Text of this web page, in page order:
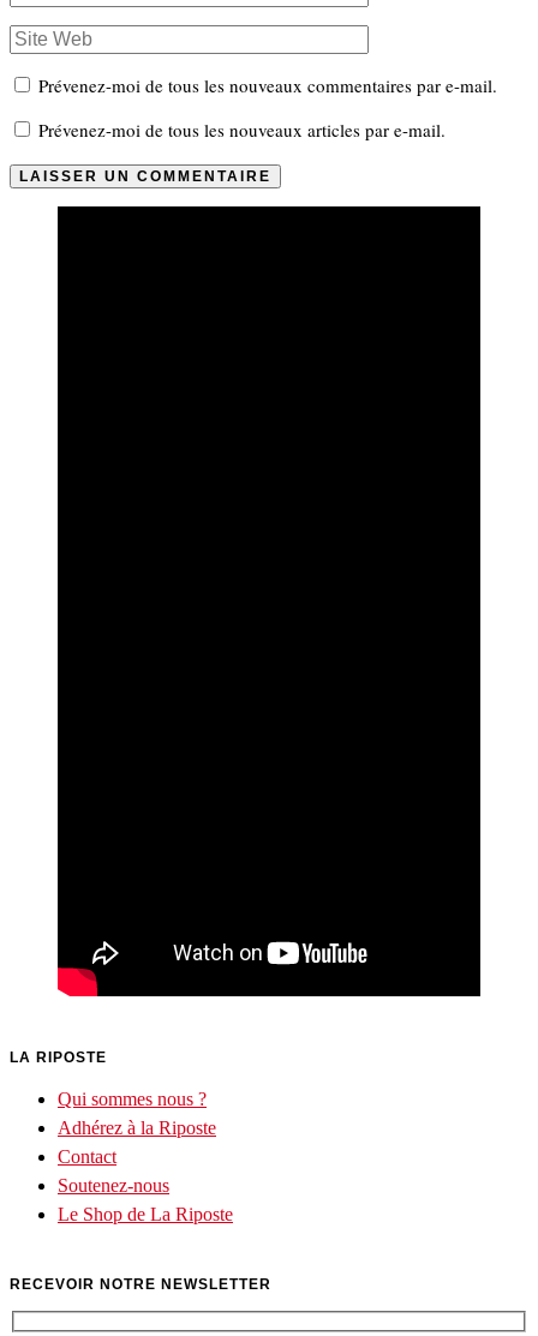
Prévenez-moi de tous les nouveaux commentaires par e-mail.
Prévenez-moi de tous les nouveaux articles par e-mail.
LA RIPOSTE
Qui sommes nous ?
Adhérez à la Riposte
Contact
Soutenez-nous
Le Shop de La Riposte
RECEVOIR NOTRE NEWSLETTER